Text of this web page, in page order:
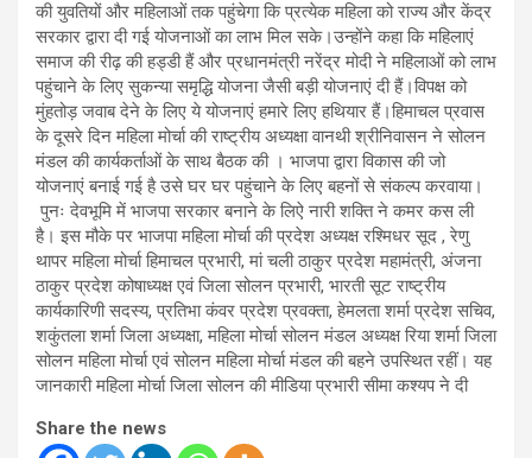
की युवतियों और महिलाओं तक पहुंचेगा कि प्रत्येक महिला को राज्य और केंद्र
सरकार द्वारा दी गई योजनाओं का लाभ मिल सके।उन्होंने कहा कि महिलाएं
समाज की रीढ़ की हड्डी हैं और प्रधानमंत्री नरेंद्र मोदी ने महिलाओं को लाभ
पहुंचाने के लिए सुकन्या समृद्धि योजना जैसी बड़ी योजनाएं दी हैं।विपक्ष को
मुंहतोड़ जवाब देने के लिए ये योजनाएं हमारे लिए हथियार हैं।हिमाचल प्रवास
के दूसरे दिन महिला मोर्चा की राष्ट्रीय अध्यक्षा वानथी श्रीनिवासन ने सोलन
मंडल की कार्यकर्ताओं के साथ बैठक की । भाजपा द्वारा विकास की जो
योजनाएं बनाई गई है उसे घर घर पहुंचाने के लिए बहनों से संकल्प करवाया।
पुनः देवभूमि में भाजपा सरकार बनाने के लिऐ नारी शक्ति ने कमर कस ली
है। इस मौके पर भाजपा महिला मोर्चा की प्रदेश अध्यक्ष रश्मिधर सूद , रेणु
थापर महिला मोर्चा हिमाचल प्रभारी, मां चली ठाकुर प्रदेश महामंत्री, अंजना
ठाकुर प्रदेश कोषाध्यक्ष एवं जिला सोलन प्रभारी, भारती सूट राष्ट्रीय
कार्यकारिणी सदस्य, प्रतिभा कंवर प्रदेश प्रवक्ता, हेमलता शर्मा प्रदेश सचिव,
शकुंतला शर्मा जिला अध्यक्षा, महिला मोर्चा सोलन मंडल अध्यक्ष रिया शर्मा जिला
सोलन महिला मोर्चा एवं सोलन महिला मोर्चा मंडल की बहने उपस्थित रहीं। यह
जानकारी महिला मोर्चा जिला सोलन की मीडिया प्रभारी सीमा कश्यप ने दी
Share the news